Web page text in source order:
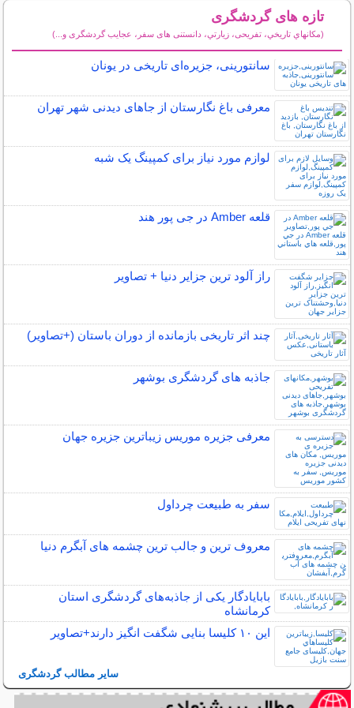
تازه های گردشگری
(مكانهاي تاريخي، تفریحی، زيارتي، دانستنی های سفر، عجایب گردشگری و...)
سانتورینی، جزیره‌ای تاریخی در یونان
معرفی باغ نگارستان از جاهای دیدنی شهر تهران
لوازم مورد نیاز برای کمپینگ یک شبه
قلعه Amber در جی پور هند
راز آلود ترین جزایر دنیا + تصاویر
چند اثر تاریخی بازمانده از دوران باستان (+تصاویر)
جاذبه های گردشگری بوشهر
معرفی جزیره موریس زیباترین جزیره جهان
سفر به طبیعت چرداول
معروف ترین و جالب ترین چشمه های آبگرم دنیا
بابایادگار یکی از جاذبه‌های گردشگری استان
کرمانشاه
این ۱۰ کلیسا بنایی شگفت انگیز دارند+تصاویر
سایر مطالب گردشگری